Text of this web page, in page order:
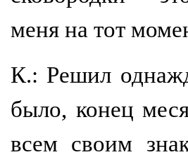
меня на тот
К.: Решил
было, конец
всем своим